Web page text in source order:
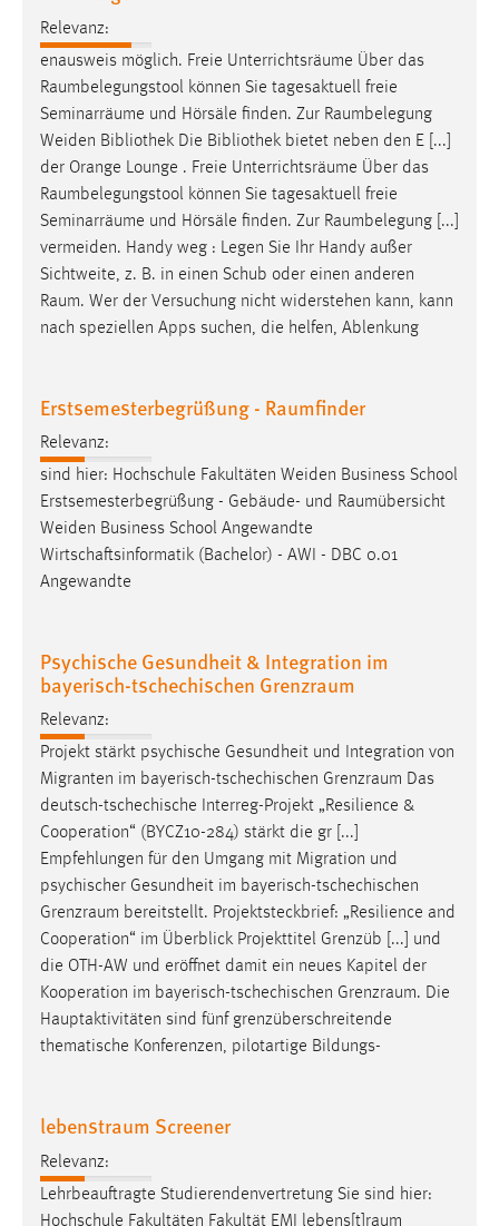
Relevanz:
enausweis möglich. Freie Unterrichtsräume Über das
Raumbelegungstool können Sie tagesaktuell freie
Seminarräume und Hörsäle finden. Zur Raumbelegung
Weiden Bibliothek Die Bibliothek bietet neben den E [...]
der Orange Lounge . Freie Unterrichtsräume Über das
Raumbelegungstool können Sie tagesaktuell freie
Seminarräume und Hörsäle finden. Zur Raumbelegung [...]
vermeiden. Handy weg : Legen Sie Ihr Handy außer
Sichtweite, z. B. in einen Schub oder einen anderen
Raum. Wer der Versuchung nicht widerstehen kann, kann
nach speziellen Apps suchen, die helfen, Ablenkung
Erstsemesterbegrüßung - Raumfinder
Relevanz:
sind hier: Hochschule Fakultäten Weiden Business School
Erstsemesterbegrüßung - Gebäude- und Raumübersicht
Weiden Business School Angewandte
Wirtschaftsinformatik (Bachelor) - AWI - DBC 0.01
Angewandte
Psychische Gesundheit & Integration im
bayerisch-tschechischen Grenzraum
Relevanz:
Projekt stärkt psychische Gesundheit und Integration von
Migranten im bayerisch-tschechischen Grenzraum Das
deutsch-tschechische Interreg-Projekt „Resilience &
Cooperation“ (BYCZ10-284) stärkt die gr [...]
Empfehlungen für den Umgang mit Migration und
psychischer Gesundheit im bayerisch-tschechischen
Grenzraum bereitstellt. Projektsteckbrief: „Resilience and
Cooperation“ im Überblick Projekttitel Grenzüb [...] und
die OTH-AW und eröffnet damit ein neues Kapitel der
Kooperation im bayerisch-tschechischen Grenzraum. Die
Hauptaktivitäten sind fünf grenzüberschreitende
thematische Konferenzen, pilotartige Bildungs-
lebenstraum Screener
Relevanz:
Lehrbeauftragte Studierendenvertretung Sie sind hier:
Hochschule Fakultäten Fakultät EMI lebens[t]raum
MibewSessionID, mibew-chat-frame-style-
5e9dbeb1811c0446 = Sitzungslaufzeit, mibew_locale = 3
Jahre, MIBEW_UserID = 1 Jahr
Login
Name:
fe_user, be_user, be_lastLoginProvider
Zweck:
Dieser Cookie ist notwendig um sich an der Website
einloggen zu können.
Cookie Laufzeit:
STATISTIK
Statistik Cookies erfassen Informationen anonym.
Diese Informationen helfen uns zu verstehen, wie
unsere Besucher unsere Website nutzen.
Matomo
_pk_ref, _pk_cvar, _pk_id, _pk_ses
Zugriffsstatistik
Cookie Laufzeit:
Max. 13 Monate
MARKETING
Marketing Cookies werden von Drittanbietern
verwendet, um personalisierte Werbung anzuzeigen.
Sie tun dies, indem sie Besucher über Websites
hinweg verfolgen.
Google Ads
_gcl_au
Anbieter:
Google Ireland Limited